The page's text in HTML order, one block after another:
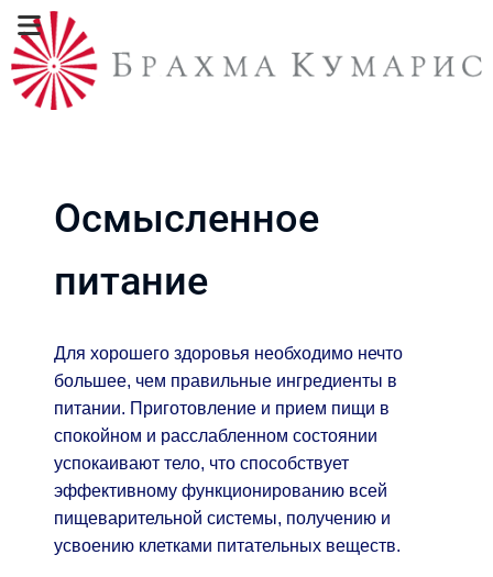
Осмысленное
питание
Для хорошего здоровья необходимо нечто
большее, чем правильные ингредиенты в
питании. Приготовление и прием пищи в
спокойном и расслабленном состоянии
успокаивают тело, что способствует
эффективному функционированию всей
пищеварительной системы, получению и
усвоению клетками питательных веществ.